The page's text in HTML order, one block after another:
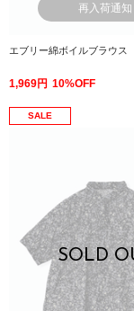
再入荷通知
エブリー綿ボイルブラウス
1,969円 10%OFF
SALE
SOLD